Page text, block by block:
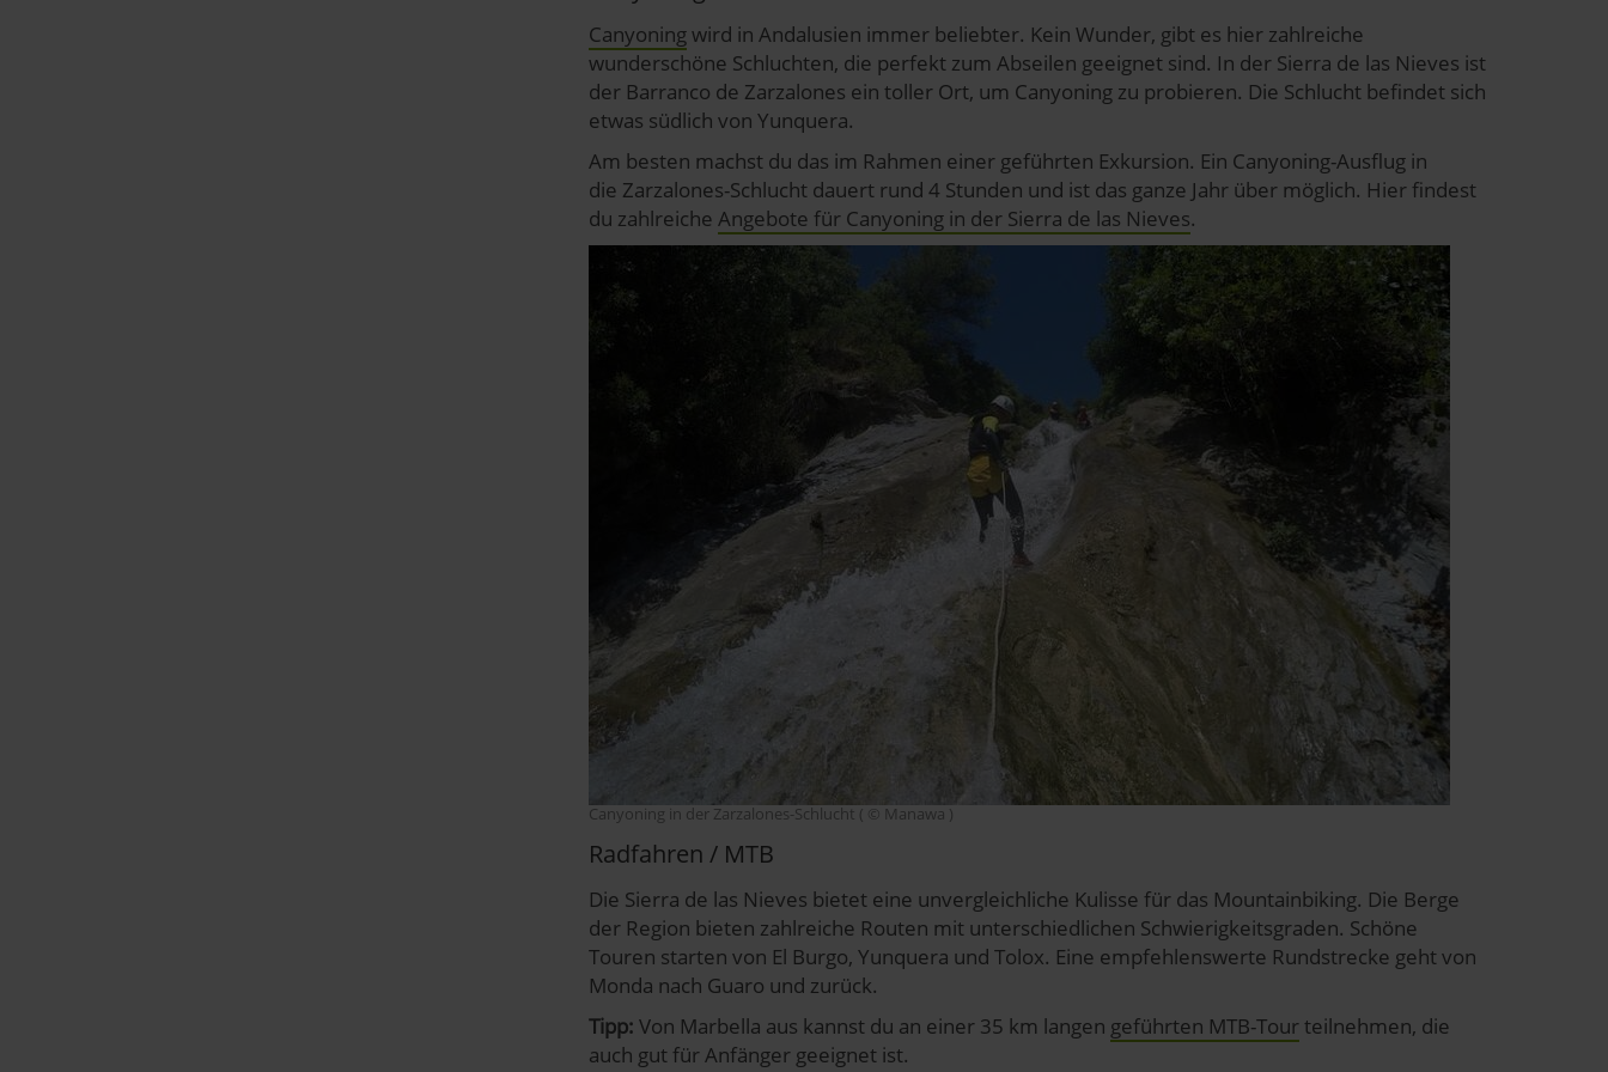
ImpressumCanyoningwird in Andalusien immer beliebter. Kein Wunder, gibt es hier zahlreiche
wunderschöne Schluchten, die perfekt zum Abseilen geeignet sind. In der Sierra de las Nieves ist
der Barranco de Zarzalones ein toller Ort, um Canyoning zu probieren. Die Schlucht befindet sich
etwas südlich von Yunquera.
Am besten machst du das im Rahmen einer geführten Exkursion. Ein Canyoning-Ausflug in
die Zarzalones-Schlucht dauert rund 4 Stunden und ist das ganze Jahr über möglich. Hier findest
du zahlreiche Angebote für Canyoning in der Sierra de las Nieves.
Canyoning in der Zarzalones-Schlucht ( © Manawa )
Radfahren / MTB
Die Sierra de las Nieves bietet eine unvergleichliche Kulisse für das Mountainbiking. Die Berge
der Region bieten zahlreiche Routen mit unterschiedlichen Schwierigkeitsgraden. Schöne
Touren starten von El Burgo, Yunquera und Tolox. Eine empfehlenswerte Rundstrecke geht von
Monda nach Guaro und zurück.
Tipp: Von Marbella aus kannst du an einer 35 km langen geführten MTB-Tourteilnehmen, die
auch gut für Anfänger geeignet ist.